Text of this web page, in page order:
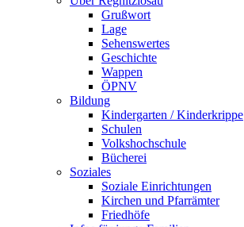
Grußwort
Lage
Sehenswertes
Geschichte
Wappen
ÖPNV
Bildung
Kindergarten / Kinderkrippe
Schulen
Volkshochschule
Bücherei
Soziales
Soziale Einrichtungen
Kirchen und Pfarrämter
Friedhöfe